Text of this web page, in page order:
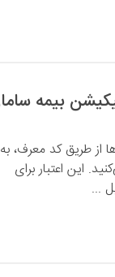
از طریق کد معرف، به
می‌کنید. این اعتبار برای
...